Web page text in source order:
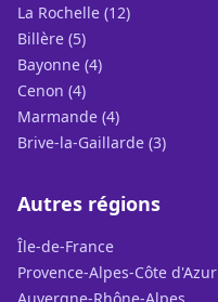
La Rochelle (12)
Billère (5)
Bayonne (4)
Cenon (4)
Marmande (4)
Brive-la-Gaillarde (3)
Autres régions
Île-de-France
Provence-Alpes-Côte d'Azur